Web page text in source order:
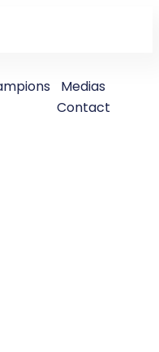
Medias
Contact